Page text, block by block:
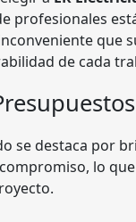
profesionales
que
de cada
se destaca por
lo